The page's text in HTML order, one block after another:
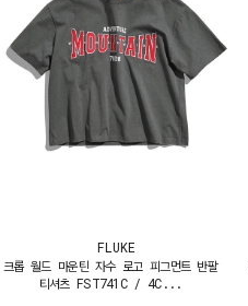
FLUKE
크롭 월드 마운틴 자수 로고 피그먼트 반팔
티셔츠 FST741C / 4C...